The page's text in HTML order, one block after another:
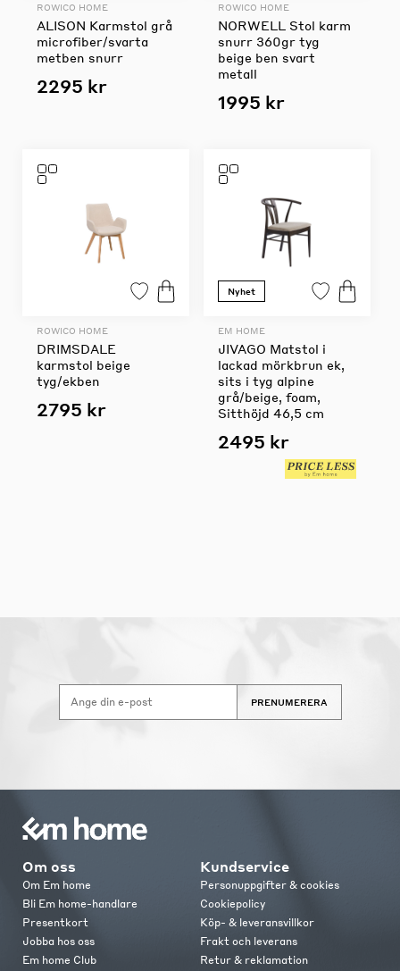
ROWICO HOME
ALISON Karmstol grå
microfiber/svarta
metben snurr
2295 kr
ROWICO HOME
NORWELL Stol karm
snurr 360gr tyg
beige ben svart
metall
1995 kr
ROWICO HOME
DRIMSDALE
karmstol beige
tyg/ekben
2795 kr
Nyhet
EM HOME
JIVAGO Matstol i
lackad mörkbrun ek,
sits i tyg alpine
grå/beige, foam,
Sitthöjd 46,5 cm
2495 kr
PRENUMERERA
Om oss
Om Em home
Bli Em home-handlare
Presentkort
Jobba hos oss
Em home Club
Kundservice
Personuppgifter & cookies
Cookiepolicy
Köp- & leveransvillkor
Frakt och leverans
Retur & reklamation